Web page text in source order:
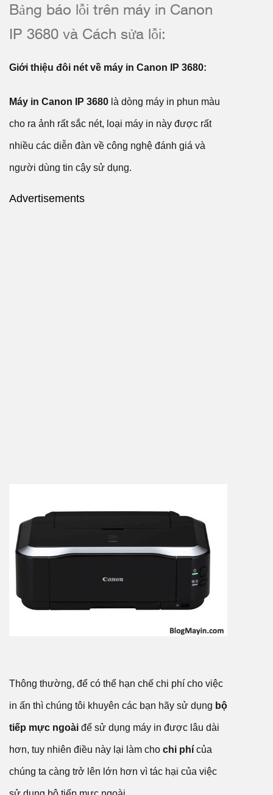
Bảng báo lỗi trên máy in Canon
IP 3680 và Cách sửa lỗi:
Giới thiệu đôi nét về máy in Canon IP 3680:
Máy in Canon IP 3680 là dòng máy in phun màu
cho ra ảnh rất sắc nét, loại máy in này được rất
nhiều các diễn đàn về công nghệ đánh giá và
người dùng tin cậy sử dụng.
Advertisements
Thông thường, để có thể hạn chế chi phí cho việc
in ấn thì chúng tôi khuyên các bạn hãy sử dụng bộ
tiếp mực ngoài để sử dụng máy in được lâu dài
hơn, tuy nhiên điều này lại làm cho chi phí của
chúng ta càng trở lên lớn hơn vì tác hại của việc